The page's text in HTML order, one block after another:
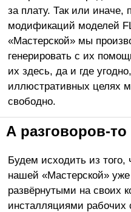
за плату. Так или иначе,
модификаций моделей
«Мастерской» мы
генерировать с их
их здесь, да и где
иллюстративных целях
свободно.
А разговоров-
Будем исходить из того,
нашей «Мастерской»
развёрнутыми на своих
инсталляциями рабочих